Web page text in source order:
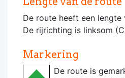
De route heeft een lengte
De rijrichting is linksom
Markering
De route is